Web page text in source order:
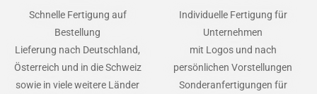
Schnelle Fertigung auf
Bestellung
Lieferung nach Deutschland,
Österreich und in die Schweiz
sowie in viele weitere Länder
Individuelle Fertigung für
Unternehmen
mit Logos und nach
persönlichen Vorstellungen
Sonderanfertigungen für